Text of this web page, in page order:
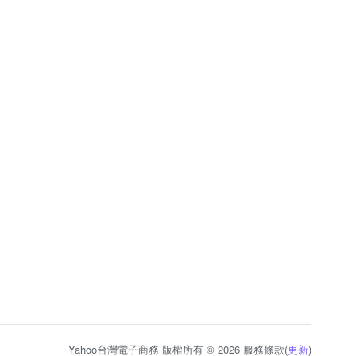
Yahoo台灣電子商務 版權所有 © 2026 服務條款(更新)